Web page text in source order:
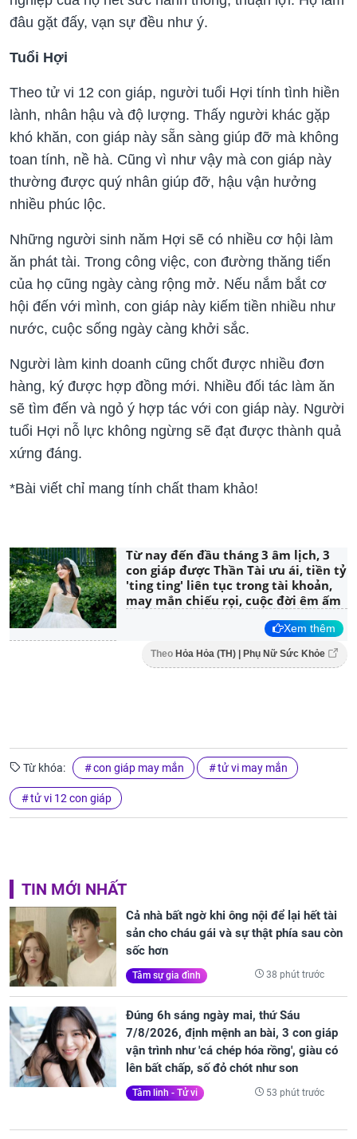
đâu gặt đấy, vạn sự đều như ý.
Tuổi Hợi
Theo tử vi 12 con giáp, người tuổi Hợi tính tình hiền
lành, nhân hậu và độ lượng. Thấy người khác gặp
khó khăn, con giáp này sẵn sàng giúp đỡ mà không
toan tính, nề hà. Cũng vì như vậy mà con giáp này
thường được quý nhân giúp đỡ, hậu vận hưởng
nhiều phúc lộc.
Những người sinh năm Hợi sẽ có nhiều cơ hội làm
ăn phát tài. Trong công việc, con đường thăng tiến
của họ cũng ngày càng rộng mở. Nếu nắm bắt cơ
hội đến với mình, con giáp này kiếm tiền nhiều như
nước, cuộc sống ngày càng khởi sắc.
Người làm kinh doanh cũng chốt được nhiều đơn
hàng, ký được hợp đồng mới. Nhiều đối tác làm ăn
sẽ tìm đến và ngỏ ý hợp tác với con giáp này. Người
tuổi Hợi nỗ lực không ngừng sẽ đạt được thành quả
xứng đáng.
*Bài viết chỉ mang tính chất tham khảo!
Từ nay đến đầu tháng 3 âm lịch, 3
con giáp được Thần Tài ưu ái, tiền tỷ
'ting ting' liên tục trong tài khoản,
may mắn chiếu rọi, cuộc đời êm ấm
Xem thêm
Theo Hỏa Hỏa (TH) | Phụ Nữ Sức Khỏe
Từ khóa: con giáp may mắn tử vi may mắn
tử vi 12 con giáp
TIN MỚI NHẤT
Cả nhà bất ngờ khi ông nội để lại hết tài
sản cho cháu gái và sự thật phía sau còn
sốc hơn
Tâm sự gia đình 38 phút trước
Đúng 6h sáng ngày mai, thứ Sáu
7/8/2026, định mệnh an bài, 3 con giáp
vận trình như 'cá chép hóa rồng', giàu có
lên bất chấp, số đỏ chót như son
Tâm linh - Tử vi 53 phút trước